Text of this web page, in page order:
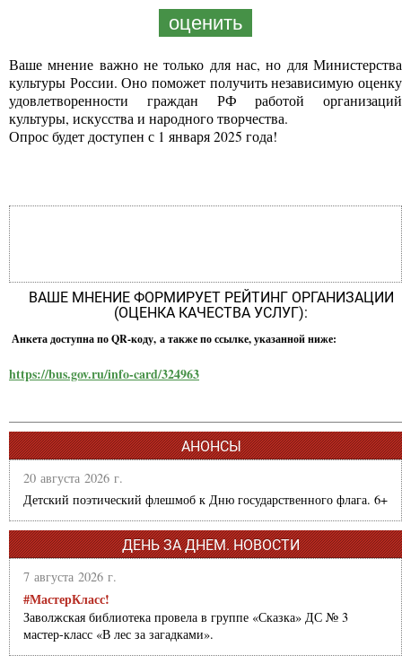
оценить
Ваше мнение важно не только для нас, но для Министерства
культуры России. Оно поможет получить независимую оценку
удовлетворенности граждан РФ работой организаций
культуры, искусства и народного творчества.
Опрос будет доступен с 1 января 2025 года!
ВАШЕ МНЕНИЕ ФОРМИРУЕТ РЕЙТИНГ ОРГАНИЗАЦИИ
(ОЦЕНКА КАЧЕСТВА УСЛУГ):
Анкета доступна по QR-коду, а также по ссылке, указанной ниже:
https://bus.gov.ru/info-card/324963
АНОНСЫ
20 августа 2026 г.
Детский поэтический флешмоб к Дню государственного флага. 6+
ДЕНЬ ЗА ДНЕМ. НОВОСТИ
7 августа 2026 г.
#МастерКласс!
Заволжская библиотека провела в группе «Сказка» ДС № 3
мастер-класс «В лес за загадками».